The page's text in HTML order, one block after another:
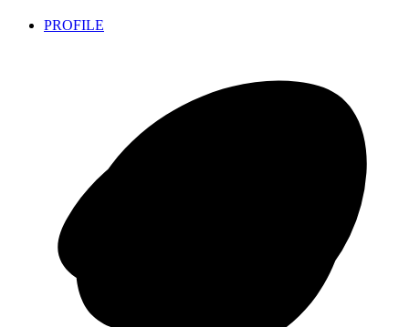
PROFILE